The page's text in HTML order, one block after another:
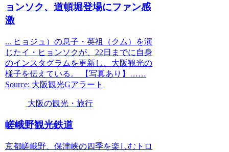
ョンソク、道頓堀登場にファン感
激
... ヒョジュ）の息子・英祖（クム）を演
じたイ・ヒョンソクが、22日までに自身
のインスタグラムを更新し、大阪観光の
様子を伝えている。 【写真あり】……
Source: 大阪観光Gアラート
大阪の観光・旅行
嵯峨野観光鉄道
京都嵯峨野、保津峡の四季を楽しむトロ